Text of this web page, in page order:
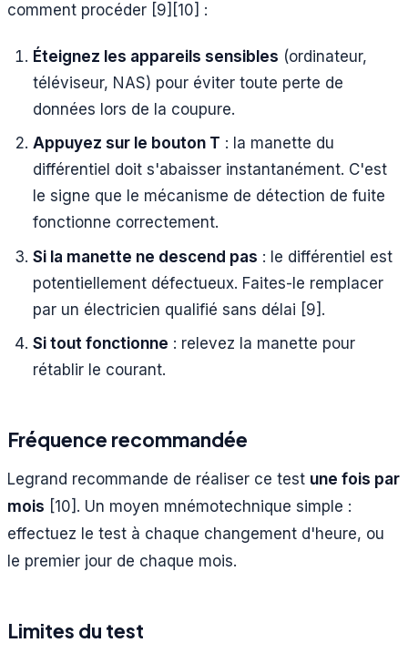
comment procéder [9][10] :
Éteignez les appareils sensibles (ordinateur,
téléviseur, NAS) pour éviter toute perte de
données lors de la coupure.
Appuyez sur le bouton T : la manette du
différentiel doit s'abaisser instantanément. C'est
le signe que le mécanisme de détection de fuite
fonctionne correctement.
Si la manette ne descend pas : le différentiel est
potentiellement défectueux. Faites-le remplacer
par un électricien qualifié sans délai [9].
Si tout fonctionne : relevez la manette pour
rétablir le courant.
Fréquence recommandée
Legrand recommande de réaliser ce test une fois par
mois [10]. Un moyen mnémotechnique simple :
effectuez le test à chaque changement d'heure, ou
le premier jour de chaque mois.
Limites du test